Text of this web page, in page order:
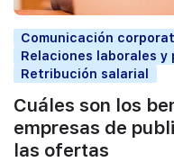
Comunicación
Relaciones laborales
Retribución salarial
Cuáles son los
empresas de
las ofertas